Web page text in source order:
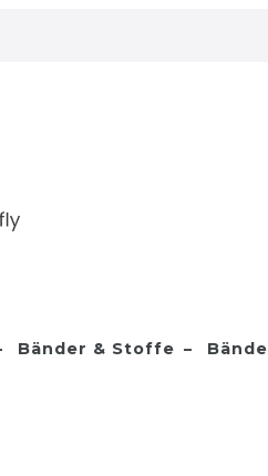
Bänder & Stoffe